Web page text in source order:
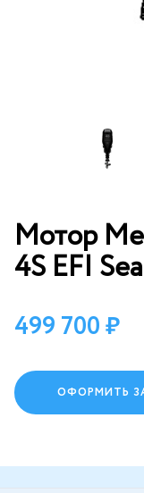
Мотор
4S EFI
499 700
ОФОРМИТЬ